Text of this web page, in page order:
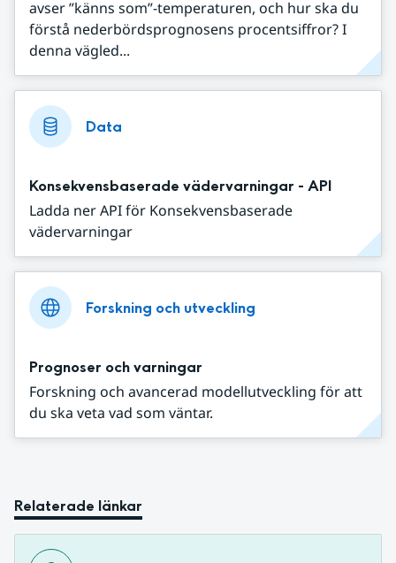
avser ”känns som”-temperaturen, och hur ska du
förstå nederbördsprognosens procentsiffror? I
denna vägled...
Data
Konsekvensbaserade vädervarningar - API
Ladda ner API för Konsekvensbaserade
vädervarningar
Forskning och utveckling
Prognoser och varningar
Forskning och avancerad modellutveckling för att
du ska veta vad som väntar.
Relaterade länkar